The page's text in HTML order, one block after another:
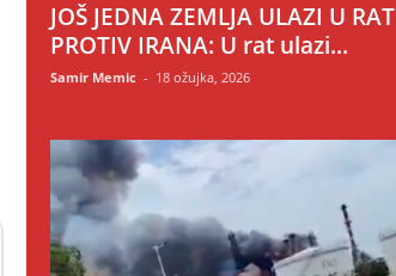
JOŠ JEDNA ZEMLJA ULAZI U RAT
PROTIV IRANA: U rat ulazi...
Samir Memic - 18 ožujka, 2026